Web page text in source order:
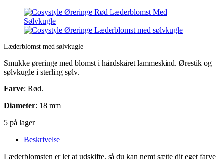
Læderblomst med sølvkugle
Smukke øreringe med blomst i håndskåret lammeskind. Ørestik og
sølvkugle i sterling sølv.
Farve: Rød.
Diameter: 18 mm
5 på lager
Beskrivelse
Læderblomsten er let at udskifte, så du kan nemt sætte dit eget farve